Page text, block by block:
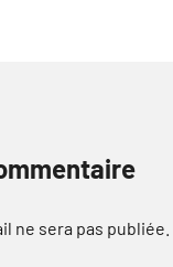
ne sera pas publiée.